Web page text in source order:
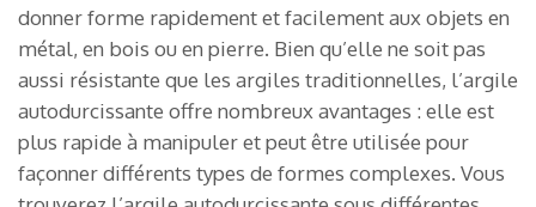
donner forme rapidement et facilement aux objets en
métal, en bois ou en pierre. Bien qu’elle ne soit pas
aussi résistante que les argiles traditionnelles, l’argile
autodurcissante offre nombreux avantages : elle est
plus rapide à manipuler et peut être utilisée pour
façonner différents types de formes complexes. Vous